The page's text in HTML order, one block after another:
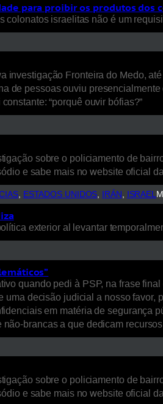
para proibir os produtos dos
israelitas não é um
investigação Fronteira do Medo,
de pessoas ouviu
“porquê ouvir bófias?”
sobre o policiamento de
e sabe mais no website oficial
, ESTADOS UNIDOS IRÁN ISRAEL
exterior al levantar
quando pedi à PSP, na frase
uma decisão judicial a nosso
em matéria de
brancas a que dedicam
sobre o policiamento de
e sabe mais no website oficial